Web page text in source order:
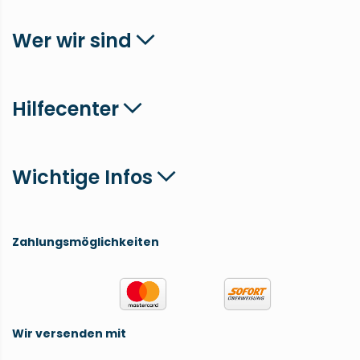
Wer wir sind
Hilfecenter
Wichtige Infos
Zahlungsmöglichkeiten
Wir versenden mit